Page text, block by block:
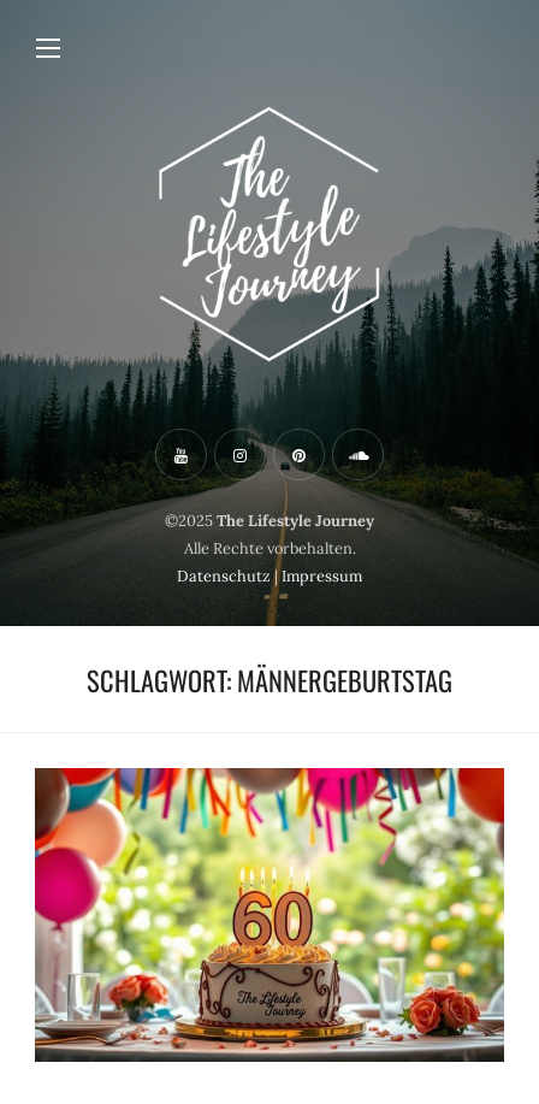
©2025The Lifestyle Journey
Alle Rechte vorbehalten.
Datenschutz|Impressum
SCHLAGWORT:MÄNNERGEBURTSTAG